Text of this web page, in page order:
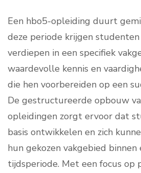
Een hbo5-opleiding duurt
deze periode krijgen
verdiepen in een specifiek
waardevolle kennis en
die hen voorbereiden op een
De gestructureerde opbouw
opleidingen zorgt ervoor dat
basis ontwikkelen en zich
hun gekozen vakgebied binnen
tijdsperiode. Met een focus op